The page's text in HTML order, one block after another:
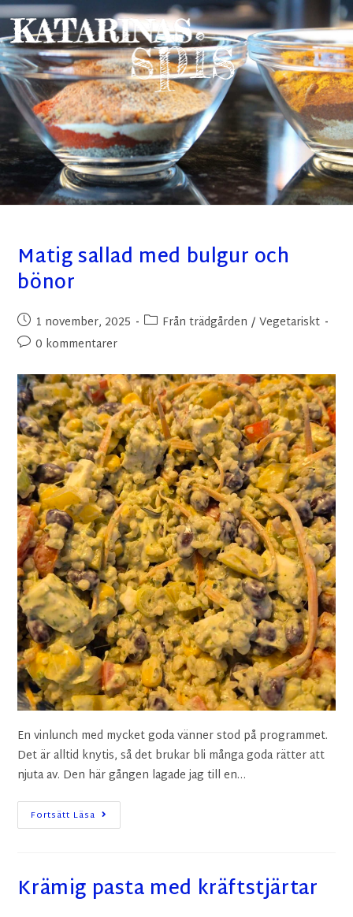
Matig sallad med bulgur och
bönor
1 november, 2025 Från trädgården / Vegetariskt
0 kommentarer
En vinlunch med mycket goda vänner stod på programmet.
Det är alltid knytis, så det brukar bli många goda rätter att
njuta av. Den här gången lagade jag till en…
Fortsätt Läsa
Krämig pasta med kräftstjärtar